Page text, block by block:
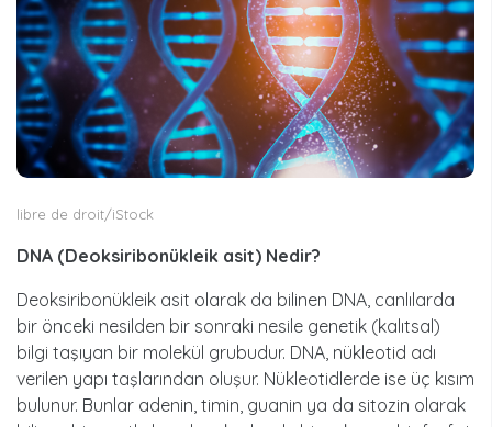
libre de droit/iStock
DNA (Deoksiribonükleik asit) Nedir?
Deoksiribonükleik asit olarak da bilinen DNA, canlılarda
bir önceki nesilden bir sonraki nesile genetik (kalıtsal)
bilgi taşıyan bir molekül grubudur. DNA, nükleotid adı
verilen yapı taşlarından oluşur. Nükleotidlerde ise üç kısım
bulunur. Bunlar adenin, timin, guanin ya da sitozin olarak